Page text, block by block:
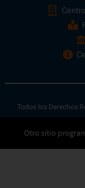
Todos los Derechos